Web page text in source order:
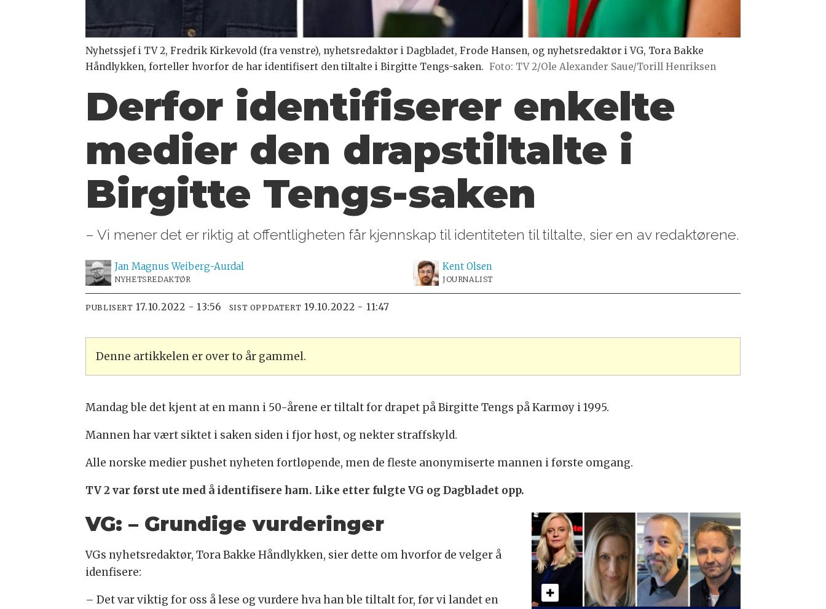
Nyhetssjef i TV 2, Fredrik Kirkevold (fra venstre), nyhetsredaktør i Dagbladet, Frode Hansen, og nyhetsredaktør i VG, Tora Bakke
Håndlykken, forteller hvorfor de har identifisert den tiltalte i Birgitte Tengs-saken. Foto: TV 2/Ole Alexander Saue/Torill Henriksen
Derfor identifiserer enkelte
medier den drapstiltalte i
Birgitte Tengs-saken
– Vi mener det er riktig at offentligheten får kjennskap til identiteten til tiltalte, sier en av redaktørene.
Jan Magnus Weiberg-Aurdal
NYHETSREDAKTØR
Kent Olsen
JOURNALIST
PUBLISERT 17.10.2022 - 13:56 SIST OPPDATERT 19.10.2022 - 11:47
Denne artikkelen er over to år gammel.
Mandag ble det kjent at en mann i 50-årene er tiltalt for drapet på Birgitte Tengs på Karmøy i 1995.
Mannen har vært siktet i saken siden i fjor høst, og nekter straffskyld.
Alle norske medier pushet nyheten fortløpende, men de fleste anonymiserte mannen i første omgang.
TV 2 var først ute med å identifisere ham. Like etter fulgte VG og Dagbladet opp.
VG: – Grundige vurderinger
VGs nyhetsredaktør, Tora Bakke Håndlykken, sier dette om hvorfor de velger å
idenfisere:
– Det var viktig for oss å lese og vurdere hva han ble tiltalt for, før vi landet en